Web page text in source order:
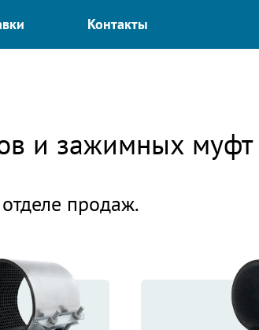
Контакты
и зажимных муфт
продаж.